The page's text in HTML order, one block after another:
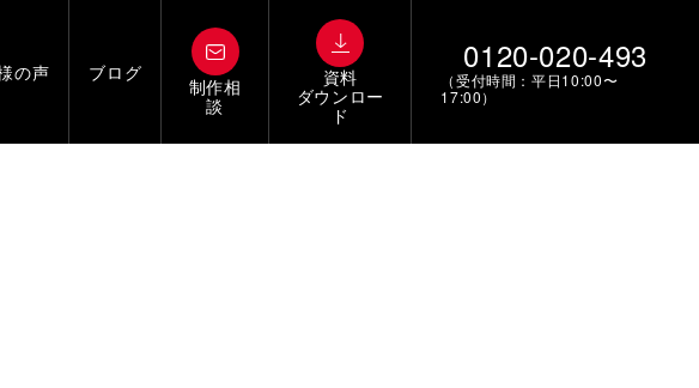
の声 ブログ
制作相
談
資料
ダウンロー
ド
0120-020-493
（受付時間：平日10:00〜
17:00）